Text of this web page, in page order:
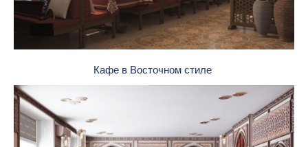
Кафе в Восточном стиле